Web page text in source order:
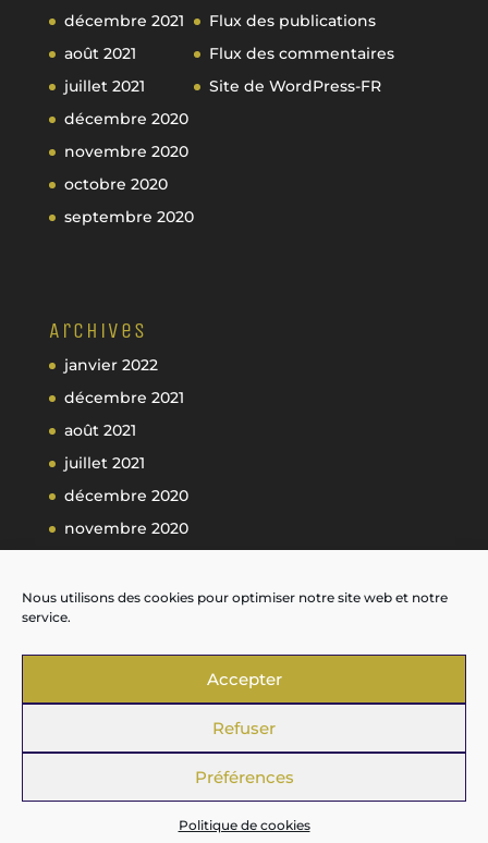
Nous utilisons des cookies pour optimiser notre site web et notre
service.
Accepter
Refuser
Préférences
Politique de cookies
décembre 2021
août 2021
juillet 2021
décembre 2020
novembre 2020
octobre 2020
septembre 2020
Flux des publications
Flux des commentaires
Site de WordPress-FR
Archives
janvier 2022
décembre 2021
août 2021
juillet 2021
décembre 2020
novembre 2020
septembre 2020
Design byYul Studio